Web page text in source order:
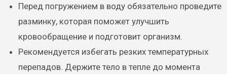
Перед погружением в воду обязательно проведите
разминку, которая поможет улучшить
кровообращение и подготовит организм.
Рекомендуется избегать резких температурных
перепадов. Держите тело в тепле до момента